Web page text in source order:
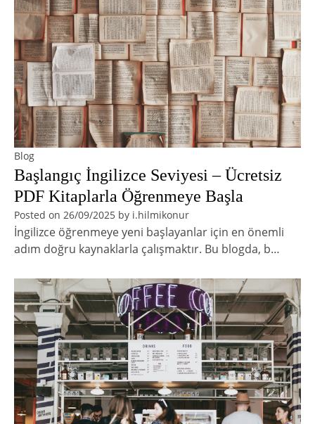
Blog
Başlangıç İngilizce Seviyesi – Ücretsiz
PDF Kitaplarla Öğrenmeye Başla
Posted on 26/09/2025 by i.hilmikonur
İngilizce öğrenmeye yeni başlayanlar için en önemli
adım doğru kaynaklarla çalışmaktır. Bu blogda, b…